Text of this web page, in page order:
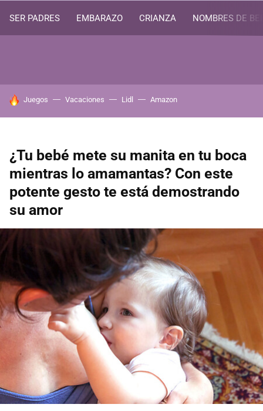
SER PADRES EMBARAZO CRIANZA NOMBRES DE
HOY SE HABLA DE
Juegos Vacaciones Lidl Amazon
¿Tu bebé mete su manita en tu boca
mientras lo amamantas? Con este
potente gesto te está demostrando
su amor